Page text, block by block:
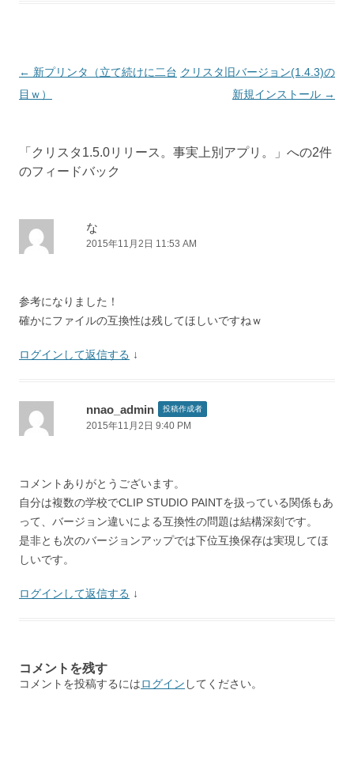
投
稿
ン
← 新プリンタ（立て続けに二台
目ｗ）
クリスタ旧バージョン(1.4.3)の
新規インストール →
「 クリスタ1.5.0リリース。事実上別アプリ。
」への2件
のフィードバック
な
2015年11月2日 11:53 AM
参考になりました！
確かにファイルの互換性は残してほしいですねｗ
ログインして返信する ↓
nnao_admin 投稿作成者
2015年11月2日 9:40 PM
コメントありがとうございます。
自分は複数の学校でCLIP STUDIO PAINTを扱っている関係もあ
って、バージョン違いによる互換性の問題は結構深刻です。
是非とも次のバージョンアップでは下位互換保存は実現してほ
しいです。
ログインして返信する ↓
コメントを残す
コメントを投稿するにはログイン してください。